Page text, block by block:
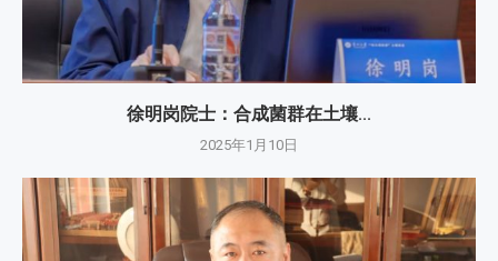
徐明岗院士：​合成菌群在土壤...
2025年1月10日